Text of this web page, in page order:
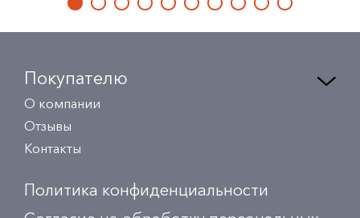
Покупателю
О компании
Отзывы
Контакты
Политика конфиденциальности